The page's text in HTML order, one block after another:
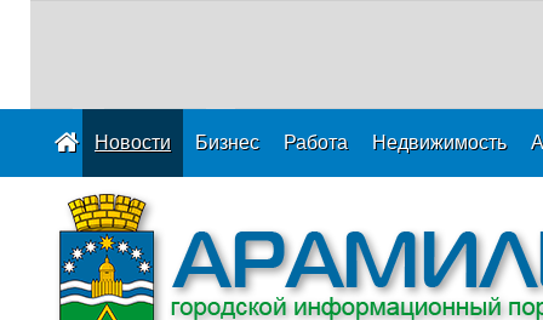
Новости Бизнес Работа Недвижимость